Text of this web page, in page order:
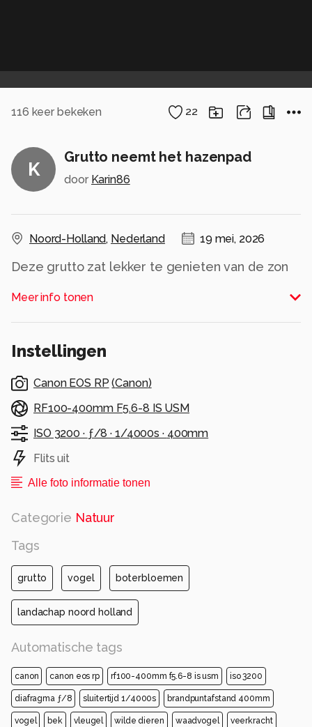
116 keer bekeken 22
K
Grutto neemt het hazenpad
door Karin86
Noord-Holland, Nederland 19 mei, 2026
Deze grutto zat lekker te genieten van de zon
bleef mooi zitten, dus heel langzaam steeds
iets dichterbij geslopen. Mijn dag kon niet meer
Alle rechten voorbehouden
Meer info tonen
Instellingen
Canon EOS RP (Canon)
RF100-400mm F5.6-8 IS USM
ISO 3200 · ƒ/8 · 1/4000s · 400mm
Flits uit
Alle foto informatie tonen
Categorie Natuur
Tags
grutto vogel boterbloemen
landachap noord holland
Automatische tags
canon canon eos rp rf100-400mm f5.6-8 is usm iso 3200
diafragma ƒ/8 sluitertijd 1/4000s brandpuntafstand 400mm
vogel bek vleugel wilde dieren waadvogel veerkracht